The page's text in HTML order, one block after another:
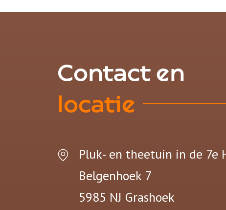
Contact en
locatie
Pluk- en theetuin in de 7e
Belgenhoek 7
5985 NJ Grashoek